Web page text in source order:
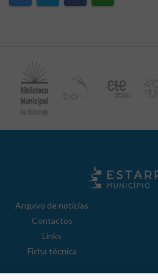
Arquivo de notícias
Contactos
Links
Ficha técnica